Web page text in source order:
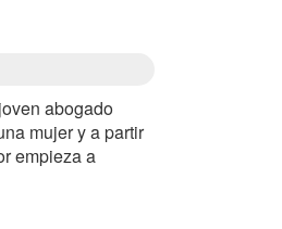
abogado
mujer y a partir
empieza a